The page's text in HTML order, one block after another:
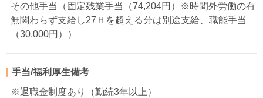
その他手当（固定残業手当（74,204円）※時間外労働の有
無関わらず支給し27Ｈを超える分は別途支給、職能手当
（30,000円））
手当/福利厚生備考
※退職金制度あり（勤続3年以上）